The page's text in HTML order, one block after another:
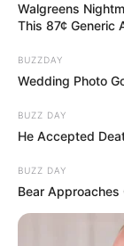
Walgreens
This 87¢ Generic
BUZZDAY
Wedding Photo
BUZZ DAY
He Accepted
BUZZ DAY
Bear